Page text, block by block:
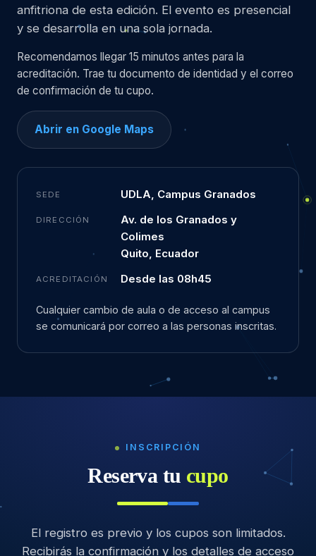
anfitriona de esta edición. El evento es presencial
y se desarrolla en una sola jornada.
Recomendamos llegar 15 minutos antes para la
acreditación. Trae tu documento de identidad y el correo
de confirmación de tu cupo.
Abrir en Google Maps
SEDE UDLA, Campus Granados
DIRECCIÓN
Av. de los Granados y
Colimes
Quito, Ecuador
ACREDITACIÓN Desde las 08h45
Cualquier cambio de aula o de acceso al campus
se comunicará por correo a las personas inscritas.
INSCRIPCIÓN
Reserva tu cupo
El registro es previo y los cupos son limitados.
Recibirás la confirmación y los detalles de acceso